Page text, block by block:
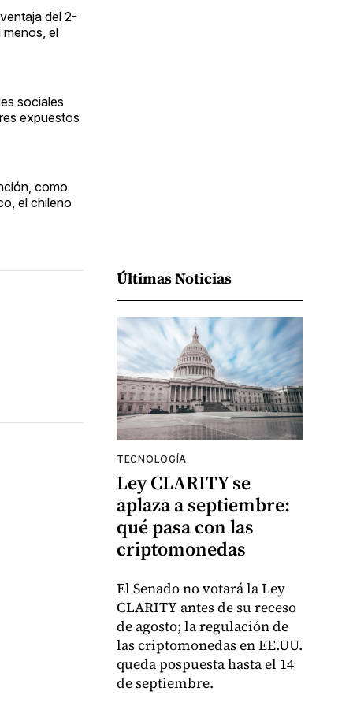
del 2-
el
sociales
expuestos
como
el chileno
Últimas Noticias
TECNOLOGÍA
Ley CLARITY se
aplaza a septiembre:
qué pasa con las
criptomonedas
El Senado no votará la Ley
CLARITY antes de su receso
de agosto; la regulación de
las criptomonedas en EE.UU.
queda pospuesta hasta el 14
de septiembre.